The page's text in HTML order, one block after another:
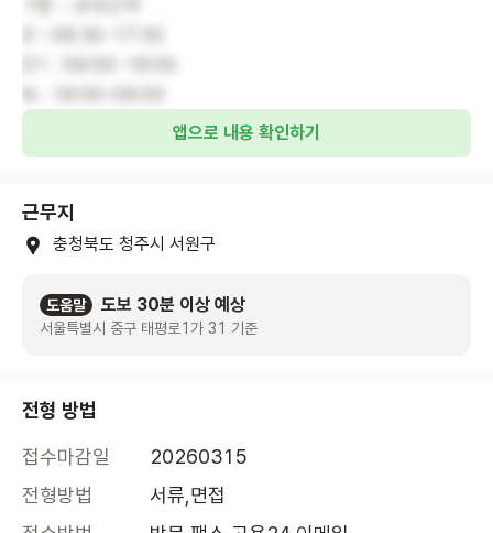
앱으로 내용 확인하기
근무지
충청북도 청주시 서원구
도움말 도보 30분 이상 예상
서울특별시 중구 태평로1가 31 기준
전형 방법
접수마감일
20260315
전형방법
서류,면접